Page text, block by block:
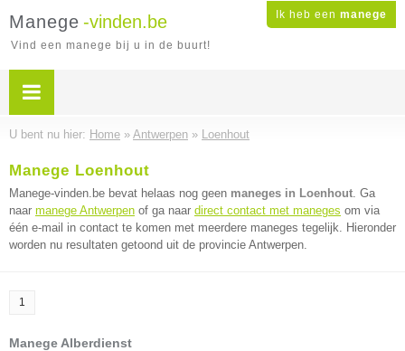
Ik heb een manege
Manege -vinden.be
Vind een manege bij u in de buurt!
U bent nu hier: Home » Antwerpen » Loenhout
Manege Loenhout
Manege-vinden.be bevat helaas nog geen maneges in Loenhout. Ga
naar manege Antwerpen of ga naar direct contact met maneges om via
één e-mail in contact te komen met meerdere maneges tegelijk. Hieronder
worden nu resultaten getoond uit de provincie Antwerpen.
1
Manege Alberdienst